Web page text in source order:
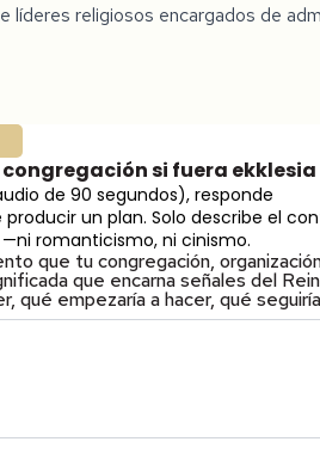
líderes religiosos encargados de
si fuera
de 90 segundos), responde
un plan. Solo describe el
romanticismo, ni cinismo.
que tu congregación,
que encarna señales del
qué empezaría a hacer, qué